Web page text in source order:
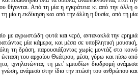
θίγονται. Από τη μία η εγκράτεια κι από την άλλη ο
μία η εκδίκηση και από την άλλη η θυσία, από τη μία
με αγρωστώδη φυτά και νερό, αντανακλά την ερημιά
μία κάμερα, και μέσα σε υποβλητική μουσική,
τη δράση, παρουσιάζοντας χωρίς μοντάζ στο κοινό
έκταση του αρχαίου Θεάτρου, μέσα, γύρω και πίσω από
ιχνηλατώντας τη μετ' εμποδίων διαδρομή ανάμεσα
γνώση, ανάμεσα στην ίδια την πτώση του ανθρώπου και